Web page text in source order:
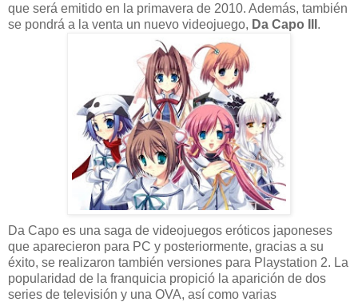
que será emitido en la primavera de 2010. Además, también
se pondrá a la venta un nuevo videojuego, Da Capo III .
Da Capo es una saga de videojuegos eróticos japoneses
que aparecieron para PC y posteriormente, gracias a su
éxito, se realizaron también versiones para Playstation 2. La
popularidad de la franquicia propició la aparición de dos
series de televisión y una OVA, así como varias